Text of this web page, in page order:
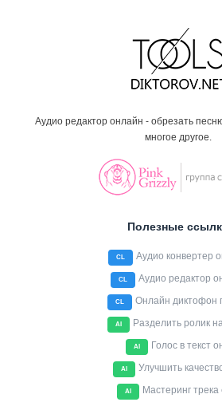
Аудио редактор онлайн - обрезать
многое другое.
Полезные
CL Аудио конвертер
CL Аудио редактор
CL Онлайн диктофон
AI Разделить ролик
AI Голос в текст
AI Улучшить
AI Мастеринг